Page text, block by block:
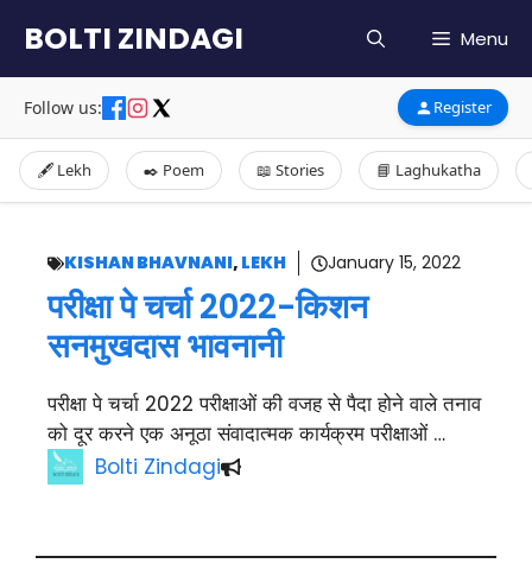
content
BOLTI ZINDAGI Menu
Follow us: Register
🖋️ Lekh ✒️ Poem 📖 Stories 📘 Laghukatha
KISHAN BHAVNANI, LEKH January 15, 2022
परीक्षा पे चर्चा 2022-किशन
सनमुखदास भावनानी
परीक्षा पे चर्चा 2022 परीक्षाओं की वजह से पैदा होने वाले तनाव
को दूर करने एक अनूठा संवादात्मक कार्यक्रम परीक्षाओं …
Bolti Zindagi